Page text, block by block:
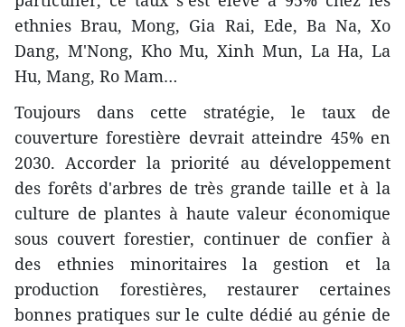
ethnies Brau, Mong, Gia Rai, Ede, Ba Na, Xo
Dang, M'Nong, Kho Mu, Xinh Mun, La Ha, La
Hu, Mang, Ro Mam…
Toujours dans cette stratégie, le taux de
couverture forestière devrait atteindre 45% en
2030. Accorder la priorité au développement
des forêts d'arbres de très grande taille et à la
culture de plantes à haute valeur économique
sous couvert forestier, continuer de confier à
des ethnies minoritaires la gestion et la
production forestières, restaurer certaines
bonnes pratiques sur le culte dédié au génie de